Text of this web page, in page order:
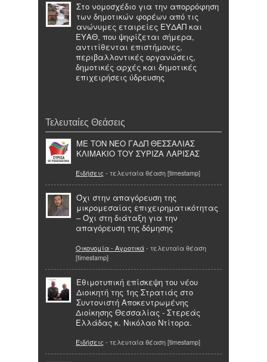
Στο νομοσχέδιο για την απορρόφηση
των δημοτικών φορέων από τις
ανώνυμες εταιρείες ΕΥΔΑΠ και
ΕΥΑΘ, που ψηφίζεται σήμερα,
αντιτίθενται επιστήμονες,
περιβαλλοντικές οργανώσεις,
δημοτικές αρχές και δημοτικές
επιχειρήσεις ύδρευσης
Τελευταίες Θεάσεις
ΜΕ ΤΟΝ ΝΕΟ ΓΑΔΠ ΘΕΣΣΑΛΙΑΣ
ΚΛΙΜΑΚΙΟ ΤΟΥ ΣΥΡΙΖΑ ΛΑΡΙΣΑΣ
Ειδήσεις - τελευταία θέαση [timestamp]
Όχι στην απαγόρευση της
μικρομεσαίας επιχειρηματικότητας
– Όχι στη διάταξη για την
απαγόρευση της δόμησης
Οικονομία - Αγροτικά- τελευταία θέαση
[timestamp]
Εθιμοτυπική επίσκεψη του νέου
Διοικητή της 1ης Στρατιάς στo
Συντονιστή Αποκεντρωμένης
Διοίκησης Θεσσαλίας - Στερεάς
Ελλάδας κ. Νικόλαο Ντίτορα.
Ειδήσεις - τελευταία θέαση [timestamp]